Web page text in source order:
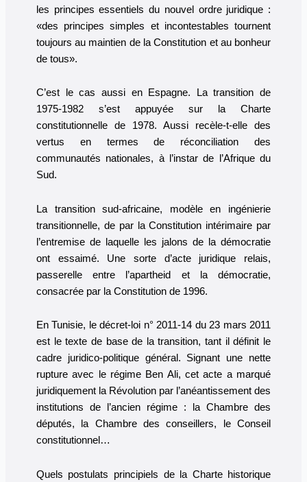
les principes essentiels du nouvel ordre juridique :
«des principes simples et incontestables tournent
toujours au maintien de la Constitution et au bonheur
de tous».
C’est le cas aussi en Espagne. La transition de
1975-1982 s’est appuyée sur la Charte
constitutionnelle de 1978. Aussi recèle-t-elle des
vertus en termes de réconciliation des
communautés nationales, à l’instar de l’Afrique du
Sud.
La transition sud-africaine, modèle en ingénierie
transitionnelle, de par la Constitution intérimaire par
l’entremise de laquelle les jalons de la démocratie
ont essaimé. Une sorte d’acte juridique relais,
passerelle entre l’apartheid et la démocratie,
consacrée par la Constitution de 1996.
En Tunisie, le décret-loi n° 2011-14 du 23 mars 2011
est le texte de base de la transition, tant il définit le
cadre juridico-politique général. Signant une nette
rupture avec le régime Ben Ali, cet acte a marqué
juridiquement la Révolution par l’anéantissement des
institutions de l’ancien régime : la Chambre des
députés, la Chambre des conseillers, le Conseil
constitutionnel…
Quels postulats principiels de la Charte historique